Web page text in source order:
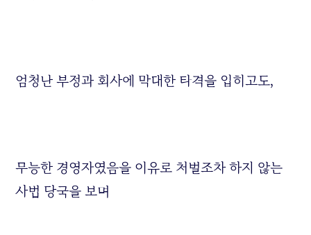
엄청난 부정과 회사에 막대한 타격을 입히고도,
무능한 경영자였음을 이유로 처벌조차 하지 않는
사법 당국을 보며